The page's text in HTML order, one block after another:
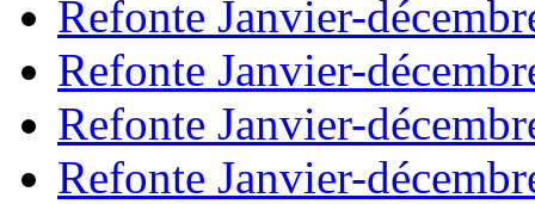
Refonte Janvier-
Refonte Janvier-
Refonte Janvier-
Refonte Janvier-